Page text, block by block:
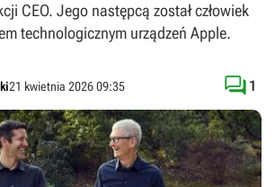
CEO. Jego następcą został człowiek
technologicznym urządzeń Apple.
21 kwietnia 2026 09:35  1